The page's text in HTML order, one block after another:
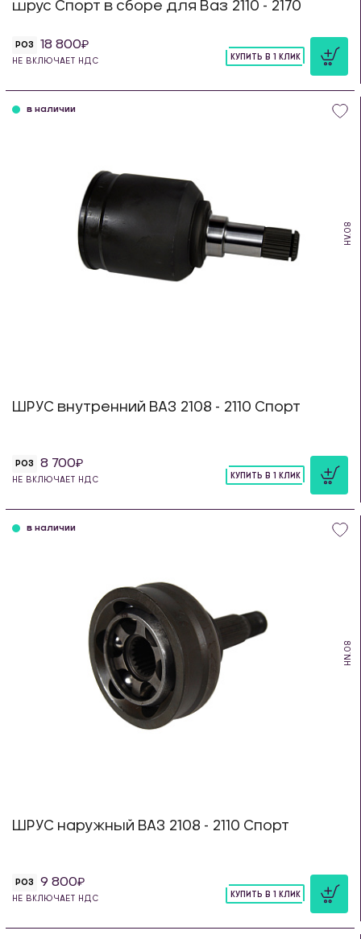
шрус Спорт в сборе для Ваз 2110 - 2170
РОЗ 18 800
НЕ ВКЛЮЧАЕТ НДС
КУПИТЬ В 1 КЛИК
HV.08
в наличии
ШРУС внутренний ВАЗ 2108 - 2110 Спорт
РОЗ 8 700
НЕ ВКЛЮЧАЕТ НДС
КУПИТЬ В 1 КЛИК
HN.08
в наличии
ШРУС наружный ВАЗ 2108 - 2110 Спорт
РОЗ 9 800
НЕ ВКЛЮЧАЕТ НДС
КУПИТЬ В 1 КЛИК